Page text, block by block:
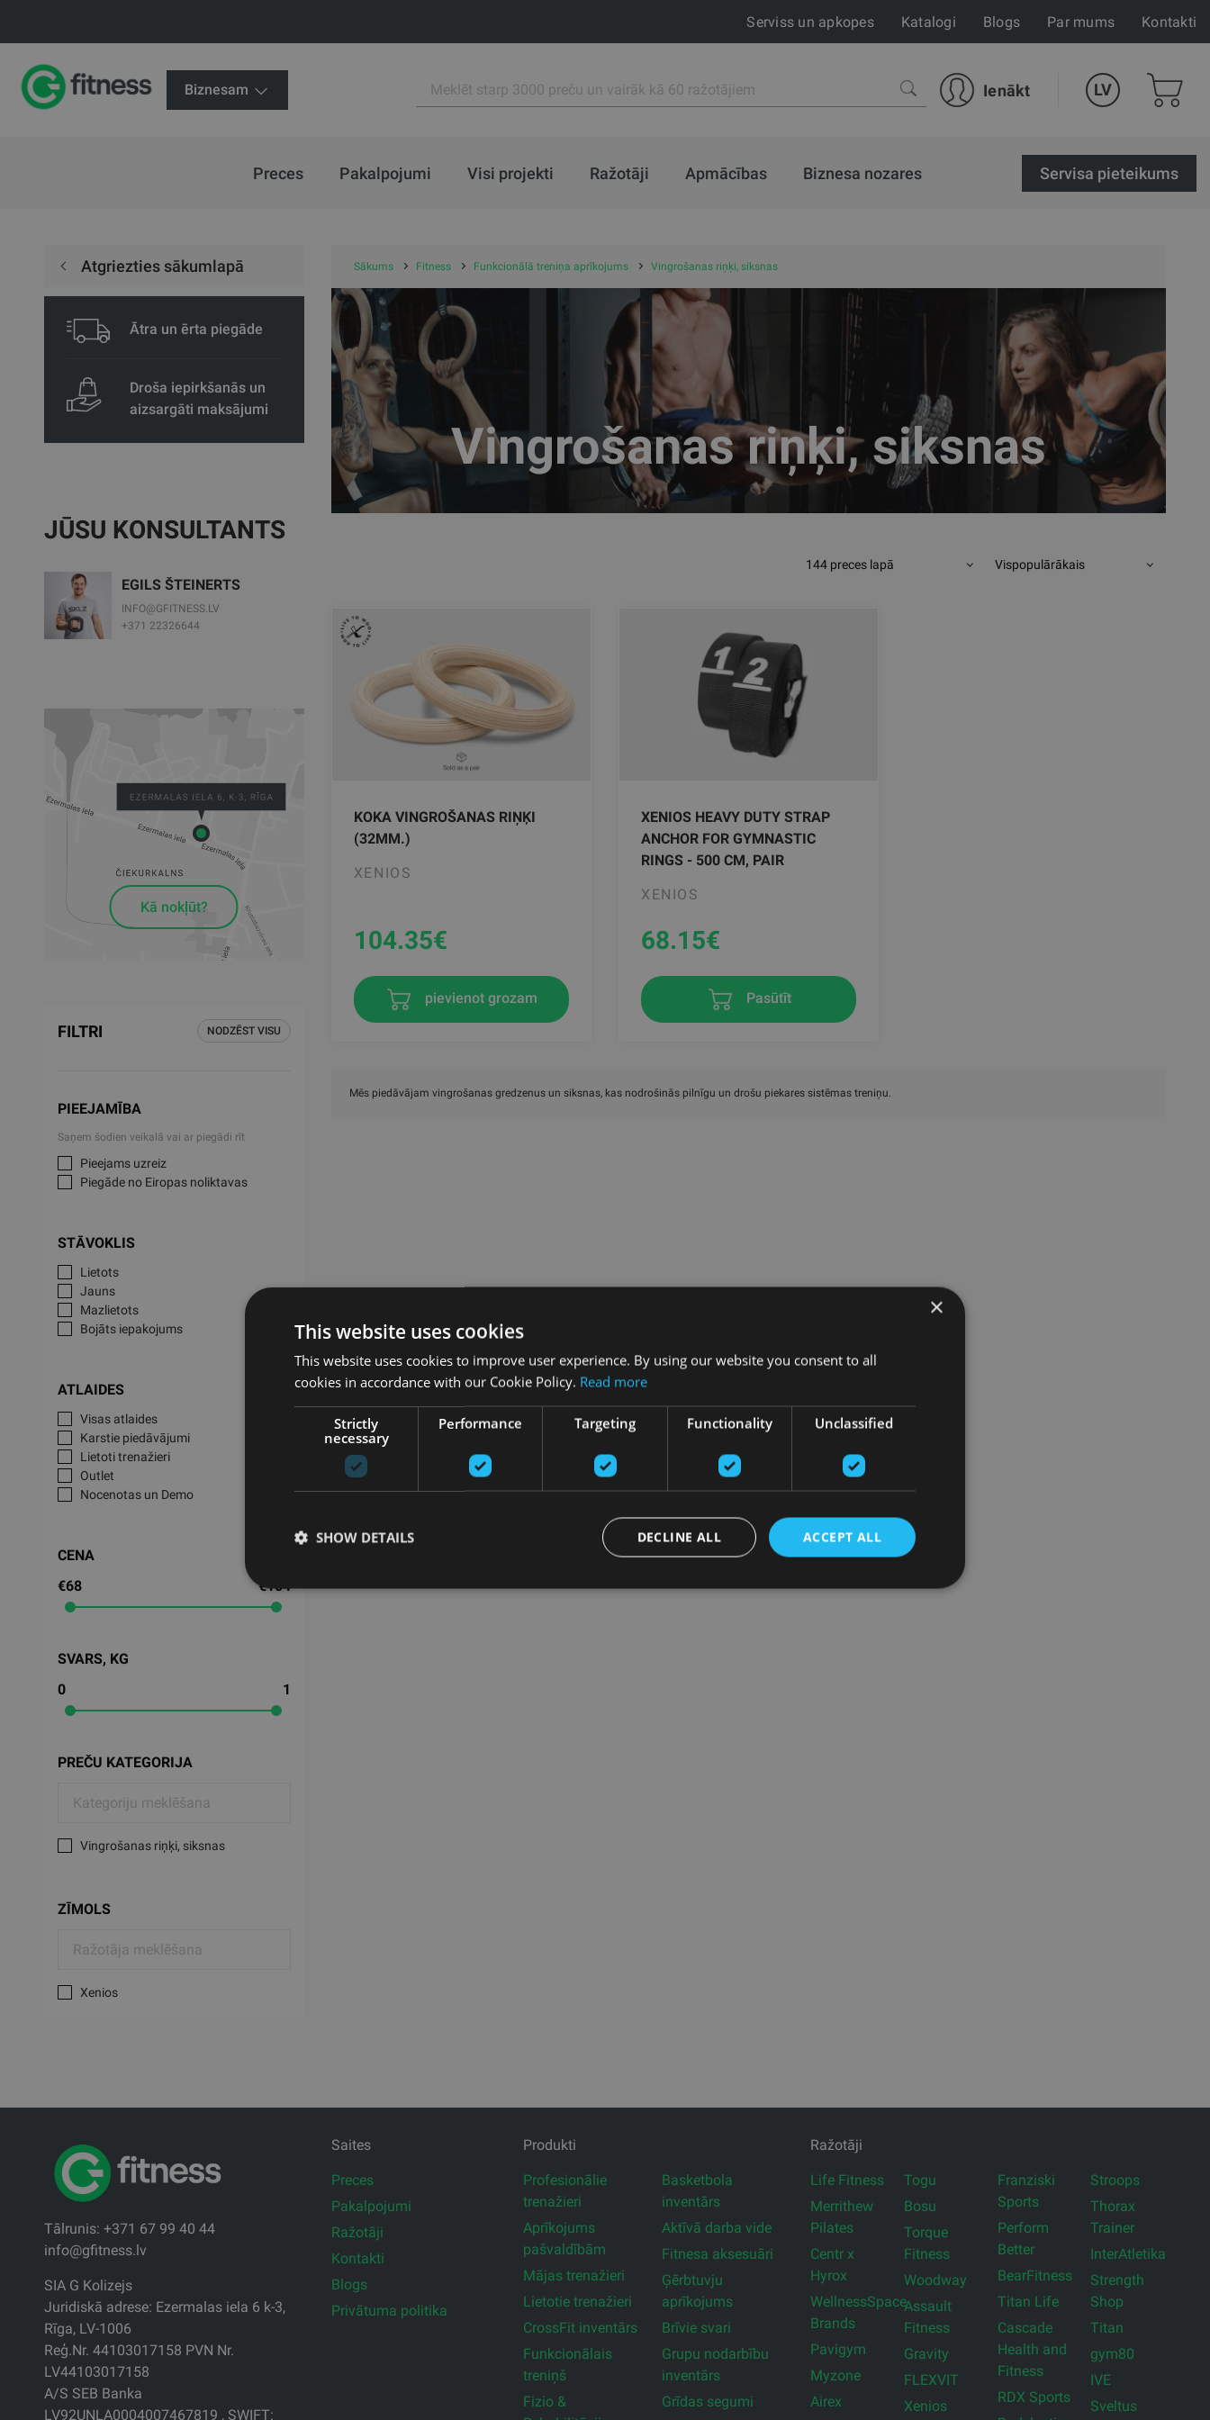
Serviss un apkopes Katalogi Blogs Par mums Kontakti
Biznesam Ienākt LV
Preces Pakalpojumi Visi projekti Ražotāji Apmācības Biznesa nozares Servisa pieteikums
Atgriezties sākumlapā
Ātra un ērta piegāde
Droša iepirkšanās un
aizsargāti maksājumi
JŪSU KONSULTANTS
EGILS ŠTEINERTS
INFO@GFITNESS.LV
+371 22326644
Kā nokļūt?
FILTRI NODZĒST VISU
PIEEJAMĪBA
Saņem šodien veikalā vai ar piegādi rīt
Pieejams uzreiz
Piegāde no Eiropas noliktavas
STĀVOKLIS
Lietots
Jauns
Mazlietots
Bojāts iepakojums
ATLAIDES
Visas atlaides
Karstie piedāvājumi
Lietoti trenažieri
Outlet
Nocenotas un Demo
CENA
€68
€104
SVARS, KG
0
1
PREČU KATEGORIJA
Vingrošanas riņķi, siksnas
ZĪMOLS
Xenios
Sākums Fitness Funkcionālā treniņa aprīkojums Vingrošanas riņķi, siksnas
Vingrošanas riņķi, siksnas
144 preces lapā Vispopulārākais
KOKA VINGROŠANAS RIŅĶI
(32MM.)
XENIOS
104.35€
pievienot grozam
XENIOS HEAVY DUTY STRAP
ANCHOR FOR GYMNASTIC
RINGS - 500 CM, PAIR
XENIOS
68.15€
Pasūtīt
Mēs piedāvājam vingrošanas gredzenus un siksnas, kas nodrošinās pilnīgu un drošu piekares sistēmas treniņu.
Tālrunis: +371 67 99 40 44
info@gfitness.lv
SIA G Kolizejs
Juridiskā adrese: Ezermalas iela 6 k-3,
Rīga, LV-1006
Reģ.Nr. 44103017158 PVN Nr.
LV44103017158
A/S SEB Banka
LV92UNLA0004007467819 , SWIFT:
Saites
Preces
Pakalpojumi
Ražotāji
Kontakti
Blogs
Privātuma politika
Produkti
Profesionālie
trenažieri
Aprīkojums
pašvaldībām
Mājas trenažieri
Lietotie trenažieri
CrossFit inventārs
Funkcionālais
treniņš
Fizio &
Basketbola
inventārs
Aktīvā darba vide
Fitnesa aksesuāri
Ģērbtuvju
aprīkojums
Brīvie svari
Grupu nodarbību
inventārs
Grīdas segumi
Ražotāji
Life Fitness
Merrithew
Pilates
Centr x
Hyrox
WellnessSpace
Brands
Pavigym
Myzone
Airex
Togu
Bosu
Torque
Fitness
Woodway
Assault
Fitness
Gravity
FLEXVIT
Xenios
Franziski
Sports
Perform
Better
BearFitness
Titan Life
Cascade
Health and
Fitness
RDX Sports
Stroops
Thorax
Trainer
InterAtletika
Strength
Shop
Titan
gym80
IVE
Sveltus
×
This website uses cookies
This website uses cookies to improve user experience. By using our website you consent to all
cookies in accordance with our Cookie Policy. Read more
Strictly
necessary
Performance Targeting Functionality Unclassified
ACCEPT ALL
DECLINE ALL
SHOW DETAILS